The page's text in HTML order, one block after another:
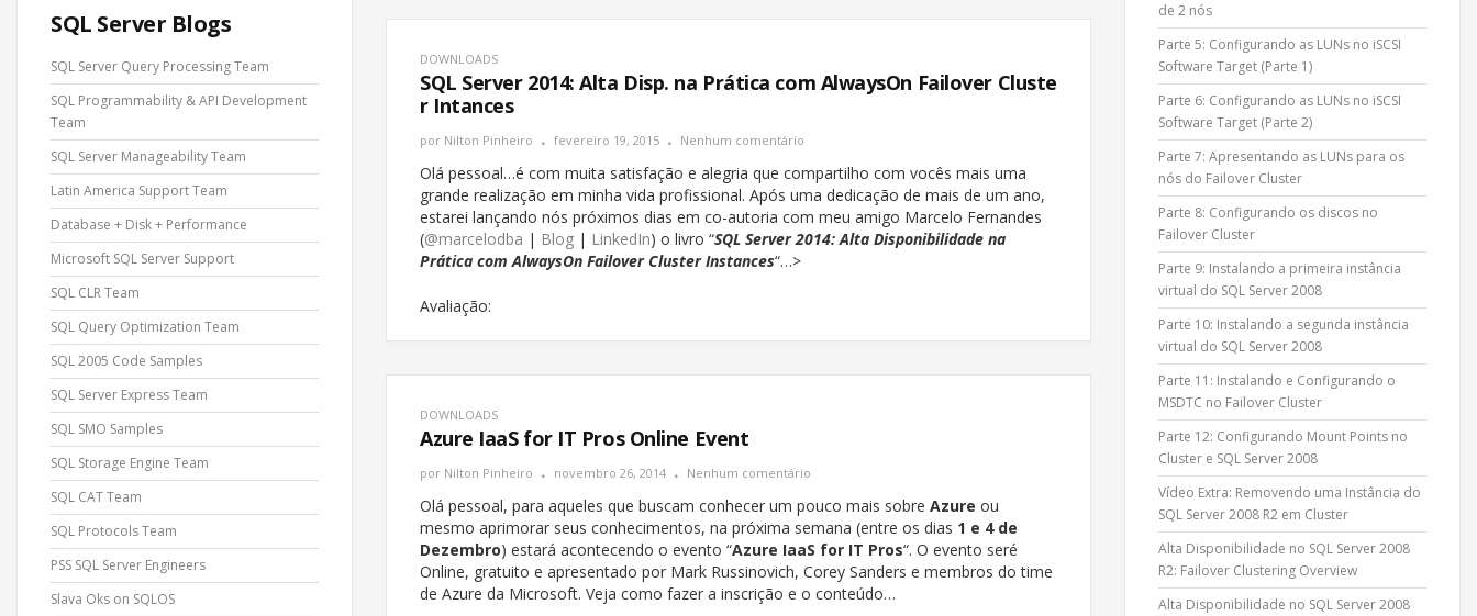
SQL Server Blogs
SQL Server Query Processing Team
SQL Programmability & API Development
Team
SQL Server Manageability Team
Latin America Support Team
Database + Disk + Performance
Microsoft SQL Server Support
SQL CLR Team
SQL Query Optimization Team
SQL 2005 Code Samples
SQL Server Express Team
SQL SMO Samples
SQL Storage Engine Team
SQL CAT Team
SQL Protocols Team
PSS SQL Server Engineers
Slava Oks on SQLOS
DOWNLOADS
SQL Server 2014: Alta Disp. na Prática com AlwaysOn Failover Cluste
r Intances
por Nilton Pinheiro fevereiro 19, 2015 Nenhum comentário
Olá pessoal…é com muita satisfação e alegria que compartilho com vocês mais uma
grande realização em minha vida profissional. Após uma dedicação de mais de um ano,
estarei lançando nós próximos dias em co-autoria com meu amigo Marcelo Fernandes
(@marcelodba | Blog | LinkedIn) o livro “SQL Server 2014: Alta Disponibilidade na
Prática com AlwaysOn Failover Cluster Instances“…>
Avaliação:
DOWNLOADS
Azure IaaS for IT Pros Online Event
por Nilton Pinheiro novembro 26, 2014 Nenhum comentário
Olá pessoal, para aqueles que buscam conhecer um pouco mais sobre Azure ou
mesmo aprimorar seus conhecimentos, na próxima semana (entre os dias 1 e 4 de
Dezembro) estará acontecendo o evento “Azure IaaS for IT Pros“. O evento seré
Online, gratuito e apresentado por Mark Russinovich, Corey Sanders e membros do time
de Azure da Microsoft. Veja como fazer a inscrição e o conteúdo…
de 2 nós
Parte 5: Configurando as LUNs no iSCSI
Software Target (Parte 1)
Parte 6: Configurando as LUNs no iSCSI
Software Target (Parte 2)
Parte 7: Apresentando as LUNs para os
nós do Failover Cluster
Parte 8: Configurando os discos no
Failover Cluster
Parte 9: Instalando a primeira instância
virtual do SQL Server 2008
Parte 10: Instalando a segunda instância
virtual do SQL Server 2008
Parte 11: Instalando e Configurando o
MSDTC no Failover Cluster
Parte 12: Configurando Mount Points no
Cluster e SQL Server 2008
Vídeo Extra: Removendo uma Instância do
SQL Server 2008 R2 em Cluster
Alta Disponibilidade no SQL Server 2008
R2: Failover Clustering Overview
Alta Disponibilidade no SQL Server 2008